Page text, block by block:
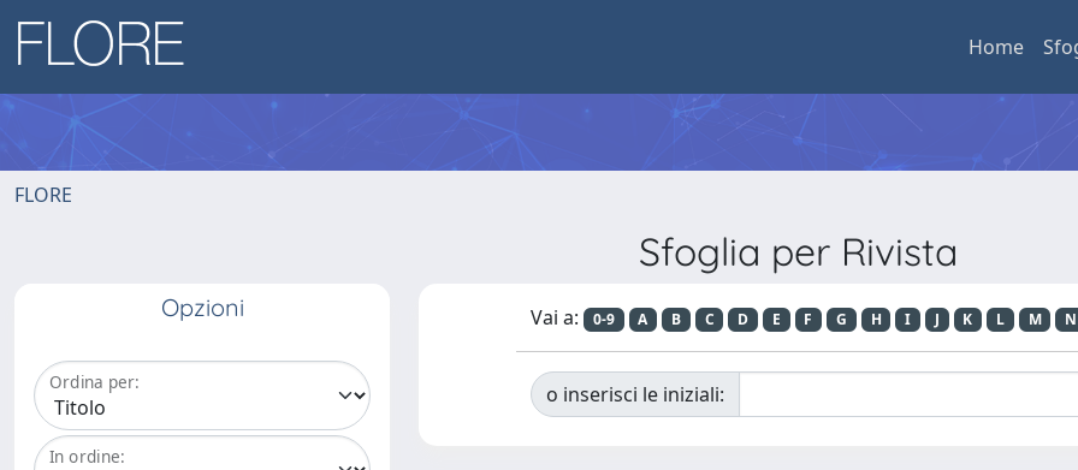
Home
FLORE
Sfoglia per Rivista
Opzioni
Ordina per:
In ordine:
Vai a: 0-9 A B C D E F G H I J K L M N
o inserisci le iniziali: